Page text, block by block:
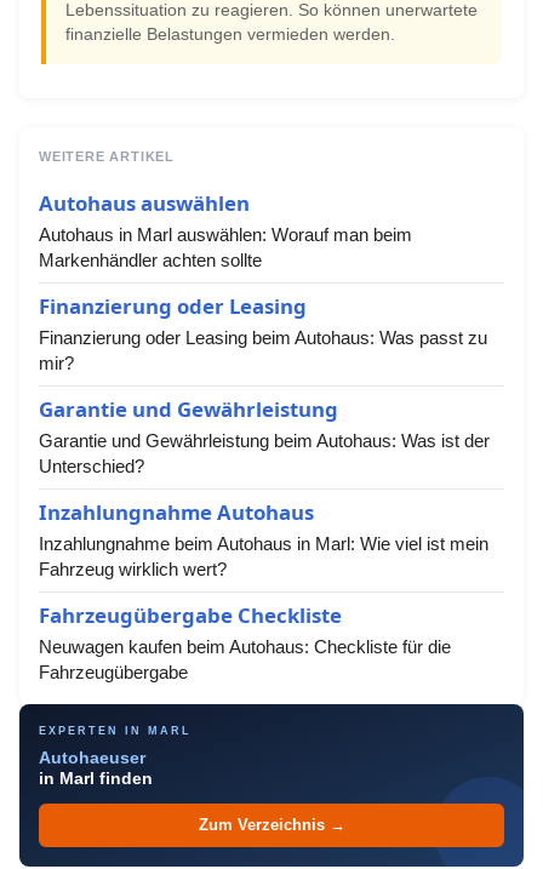
Lebenssituation zu reagieren. So können unerwartete
finanzielle Belastungen vermieden werden.
WEITERE ARTIKEL
Autohaus auswählen
Autohaus in Marl auswählen: Worauf man beim
Markenhändler achten sollte
Finanzierung oder Leasing
Finanzierung oder Leasing beim Autohaus: Was passt zu
mir?
Garantie und Gewährleistung
Garantie und Gewährleistung beim Autohaus: Was ist der
Unterschied?
Inzahlungnahme Autohaus
Inzahlungnahme beim Autohaus in Marl: Wie viel ist mein
Fahrzeug wirklich wert?
Fahrzeugübergabe Checkliste
Neuwagen kaufen beim Autohaus: Checkliste für die
Fahrzeugübergabe
EXPERTEN IN MARL
Autohaeuser
in Marl finden
Zum Verzeichnis →